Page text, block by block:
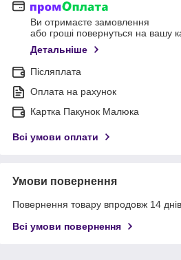
Ви отримаєте замовлення
або гроші повернуться на вашу
Детальніше
Післяплата
Оплата на рахунок
Картка Пакунок Малюка
Всі умови оплати
Умови повернення
Повернення товару впродовж 14
Всі умови повернення